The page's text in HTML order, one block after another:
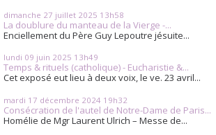
dimanche 27 juillet 2025 13h58
La doublure du manteau de la Vierge -...
Enciellement du Père Guy Lepoutre jésuite...
lundi 09 juin 2025 13h49
Temps & rituels (catholique) - Eucharistie &...
Cet exposé eut lieu à deux voix, le ve. 23 avril...
mardi 17 décembre 2024 19h32
Consécration de l'autel de Notre-Dame de Paris...
Homélie de Mgr Laurent Ulrich – Messe de...